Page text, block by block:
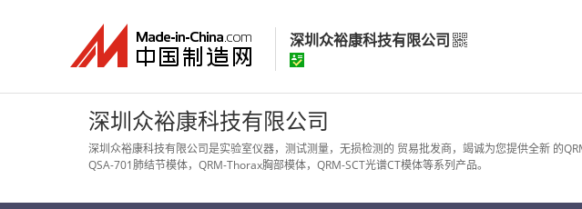
深圳众裕康科技有限公司
深圳众裕康科技有限公司
经营模式：贸易批发
所在地区：广东省 深圳市
深圳众裕康科技有限公司
深圳众裕康科技有限公司是实验室仪器，测试测量，无损检测的 贸易批发商，竭诚为您提供全新 的
QSA-701肺结节模体，QRM-Thorax胸部模体，QRM-SCT光谱CT模体等系列产品。